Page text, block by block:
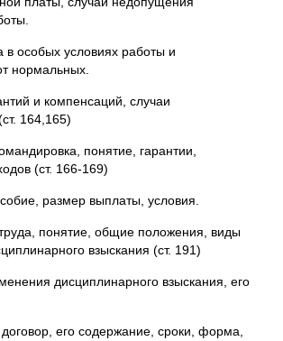
особых условиях работы и
нормальных.
и компенсаций, случаи
164,165)
понятие, гарантии,
(ст. 166-169)
размер выплаты, условия.
понятие, общие положения, виды
взыскания (ст. 191)
дисциплинарного взыскания, его
его содержание, сроки, форма,